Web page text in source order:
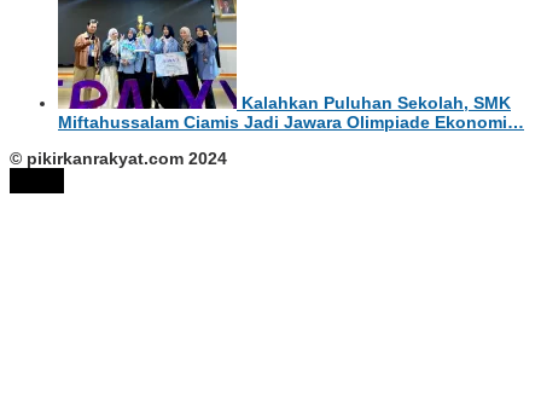
Kalahkan Puluhan Sekolah, SMK
Miftahussalam Ciamis Jadi Jawara Olimpiade Ekonomi…
© pikirkanrakyat.com 2024